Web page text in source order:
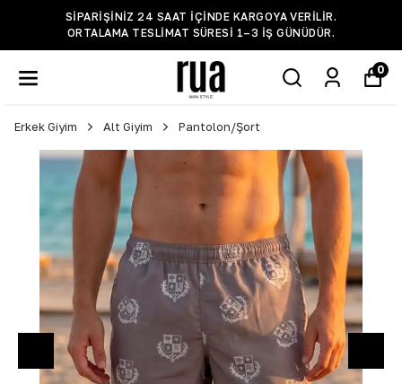
SIPARIŞINIZ 24 SAAT IÇINDE KARGOYA VERILIR.
ORTALAMA TESLIMAT SÜRESI 1–3 IŞ GÜNÜDÜR.
0
Erkek Giyim Alt Giyim Pantolon/Şort